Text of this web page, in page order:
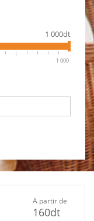
1 000dt
1 000
A partir de
160dt